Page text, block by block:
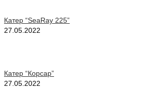
Катер “SeaRay 225”
27.05.2022
Катер “Корсар”
27.05.2022